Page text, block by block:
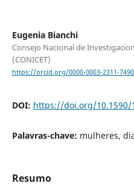
Eugenia Bianchi
Consejo Nacional de
(CONICET)
https://orcid.org/0000-0003-2311-7490
DOI: https://doi.org/10.1590/
Palavras-chave: mulheres,
Resumo